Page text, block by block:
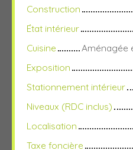
Construction
État intérieur
Cuisine
Aménagée
Exposition
Stationnement intérieur
Niveaux (RDC inclus)
Localisation
Taxe foncière